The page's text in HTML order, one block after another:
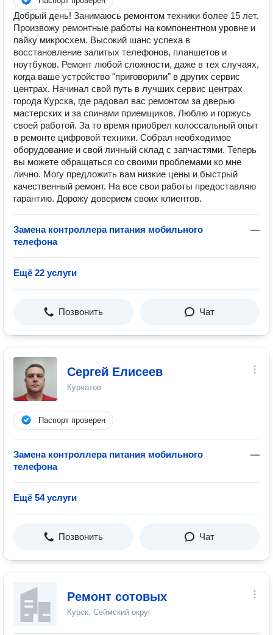
Добрый день! Занимаюсь ремонтом техники более 15 лет.
Произвожу ремонтные работы на компонентном уровне и
пайку микросхем. Высокий шанс успеха в
восстановление залитых телефонов, планшетов и
ноутбуков. Ремонт любой сложности, даже в тех случаях,
когда ваше устройство "приговорили" в других сервис
центрах. Начинал свой путь в лучших сервис центрах
города Курска, где радовал вас ремонтом за дверью
мастерских и за спинами приемщиков. Люблю и горжусь
своей работой. За то время приобрел колоссальный опыт
в ремонте цифровой техники. Собрал необходимое
оборудование и свой личный склад с запчастями. Теперь
вы можете обращаться со своими проблемами ко мне
лично. Могу предложить вам низкие цены и быстрый
качественный ремонт. На все свои работы предоставляю
гарантию. Дорожу доверием своих клиентов.
Замена контроллера питания мобильного
телефона
—
Ещё 22 услуги
Позвонить Чат
Сергей Елисеев
Курчатов
Паспорт проверен
Замена контроллера питания мобильного
телефона
—
Ещё 54 услуги
Позвонить Чат
Ремонт сотовых
Курск, Сеймский округ